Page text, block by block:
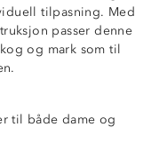
tilpasning. Med
passer denne
og mark som til
til både dame og